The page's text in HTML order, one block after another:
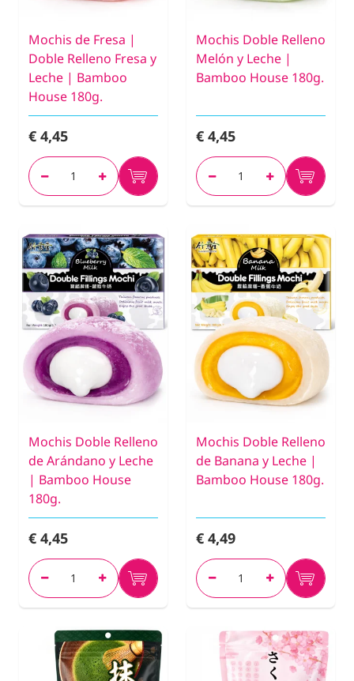
Mochis de Fresa |
Doble Relleno Fresa y
Leche | Bamboo
House 180g.
€ 4,45
Mochis Doble Relleno
Melón y Leche |
Bamboo House 180g.
€ 4,45
Mochis Doble Relleno
de Arándano y Leche
| Bamboo House
180g.
€ 4,45
Mochis Doble Relleno
de Banana y Leche |
Bamboo House 180g.
€ 4,49